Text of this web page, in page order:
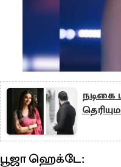
நடிகை
பூஜா ஹெக்டே: